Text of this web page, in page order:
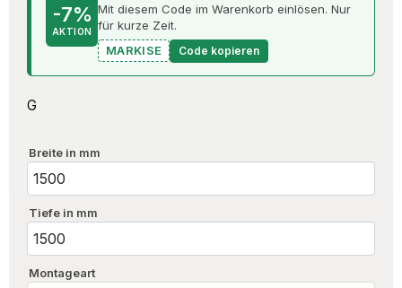
-7%
AKTION
Mit diesem Code im Warenkorb einlösen. Nur
für kurze Zeit.
MARKISE
Code kopieren
G
Breite in mm
Tiefe in mm
Montageart